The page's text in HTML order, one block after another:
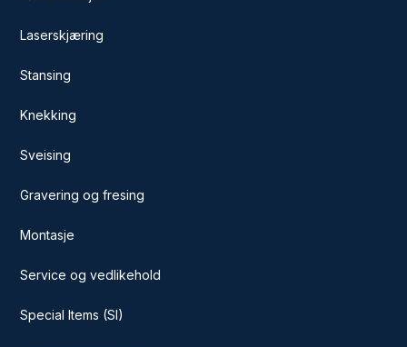
Laserskjæring
Stansing
Knekking
Sveising
Gravering og fresing
Montasje
Service og vedlikehold
Special Items (SI)